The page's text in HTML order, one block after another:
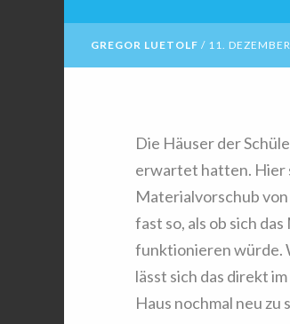
GREGOR LUETOLF / 11.
Die Häuser der
erwartet hatten. Hier
Materialvorschub von
fast so, als ob sich
funktionieren würde.
lässt sich das direkt
Haus nochmal neu zu